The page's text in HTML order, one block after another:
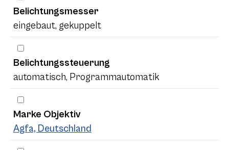
Belichtungsmesser
eingebaut, gekuppelt
Belichtungssteuerung
automatisch, Programmautomatik
Marke Objektiv
Agfa, Deutschland